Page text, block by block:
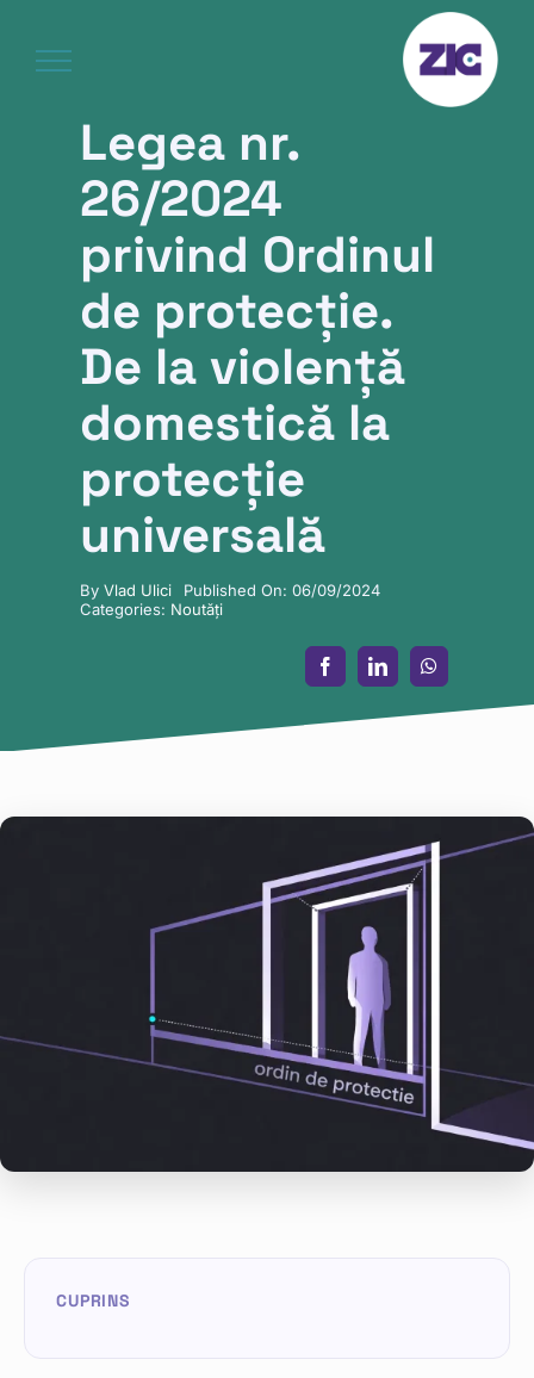
content
Legea nr.
26/2024
privind Ordinul
de protecție.
De la violență
domestică la
protecție
universală
ByVlad Ulici
Published On: 06/09/2024
Categories: Noutăți